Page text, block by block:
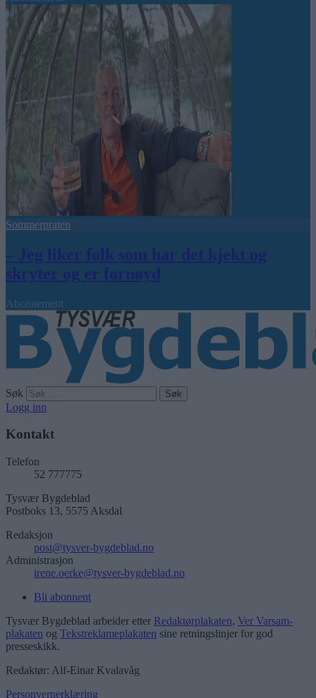
Sommerpraten
– Jeg liker folk som har det kjekt og
skryter og er fornøyd
Abonnement
Søk
Logg inn
Kontakt
Telefon
52 777775
Tysvær Bygdeblad
Postboks 13, 5575 Aksdal
Redaksjon
post@tysver-bygdeblad.no
Administrasjon
irene.oerke@tysver-bygdeblad.no
Bli abonnent
Tysvær Bygdeblad arbeider etter Redaktørplakaten, Ver Varsam-
plakaten og Tekstreklameplakaten sine retningslinjer for god
presseskikk.
Redaktør: Alf-Einar Kvalavåg
Personvernerklæring